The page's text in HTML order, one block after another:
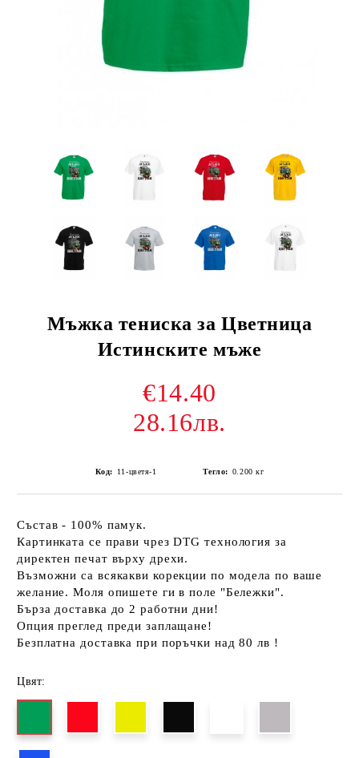
Мъжка тениска за Цветница
Истинските мъже
€14.40
28.16лв.
Код: 11-цветя-1 Тегло: 0.200 кг
Състав - 100% памук.
Картинката се прави чрез DTG технология за
директен печат върху дрехи.
Възможни са всякакви корекции по модела по ваше
желание. Моля опишете ги в поле "Бележки".
Бърза доставка до 2 работни дни!
Опция преглед преди заплащане!
Безплатна доставка при поръчки над 80 лв !
Цвят: